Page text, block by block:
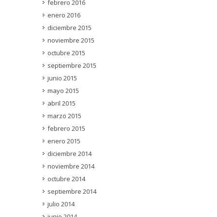
febrero 2016
enero 2016
diciembre 2015
noviembre 2015
octubre 2015
septiembre 2015
junio 2015
mayo 2015
abril 2015
marzo 2015
febrero 2015
enero 2015
diciembre 2014
noviembre 2014
octubre 2014
septiembre 2014
julio 2014